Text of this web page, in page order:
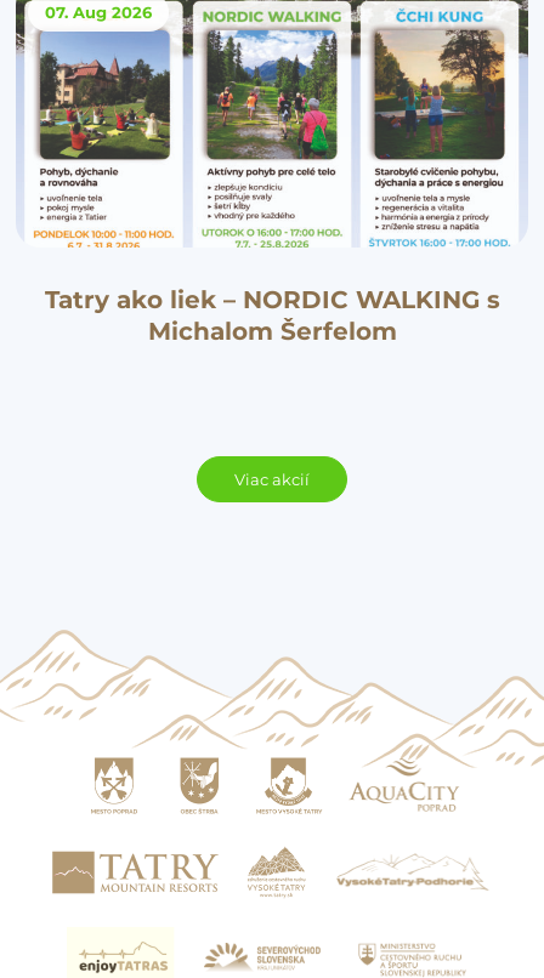
07. Aug 2026
Tatry ako liek – NORDIC WALKING s
Michalom Šerfelom
Viac akcií